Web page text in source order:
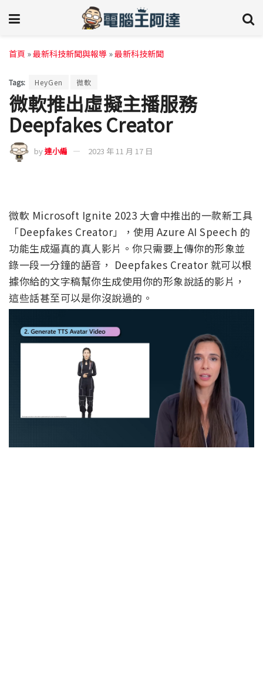
首頁 »最新科技新聞與報導 »最新科技新聞
Tags: HeyGen 微軟
微軟推出虛擬主播服務
Deepfakes Creator
by達小編 2023 年 11 月 17 日
微軟 Microsoft Ignite 2023 大會中推出的一款新工具
「Deepfakes Creator」，使用 Azure AI Speech 的
功能生成逼真的真人影片。你只需要上傳你的形象並
錄一段一分鐘的語音， Deepfakes Creator 就可以根
據你給的文字稿幫你生成使用你的形象說話的影片，
這些話甚至可以是你沒說過的。